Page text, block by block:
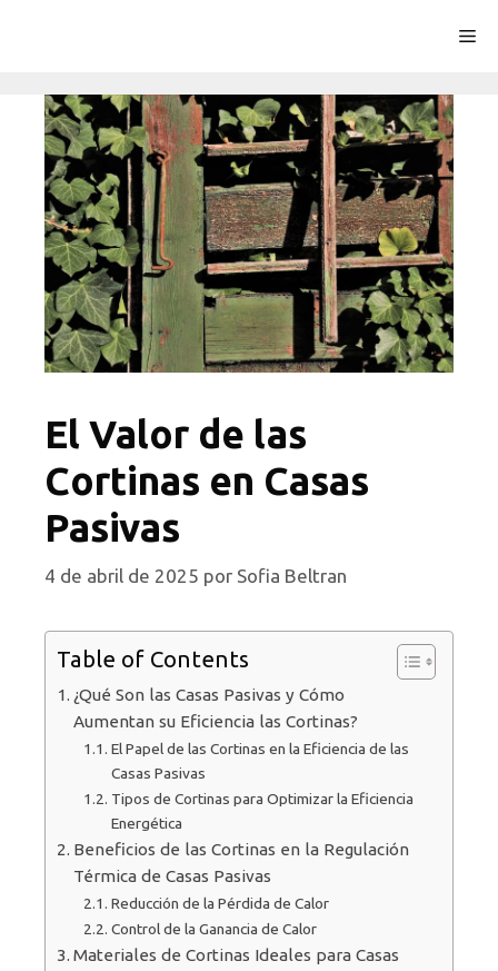
El Valor de las
Cortinas en Casas
Pasivas
4 de abril de 2025 por Sofia Beltran
Table of Contents
¿Qué Son las Casas Pasivas y Cómo
Aumentan su Eficiencia las Cortinas?
El Papel de las Cortinas en la Eficiencia de las
Casas Pasivas
Tipos de Cortinas para Optimizar la Eficiencia
Energética
Beneficios de las Cortinas en la Regulación
Térmica de Casas Pasivas
Reducción de la Pérdida de Calor
Control de la Ganancia de Calor
Materiales de Cortinas Ideales para Casas